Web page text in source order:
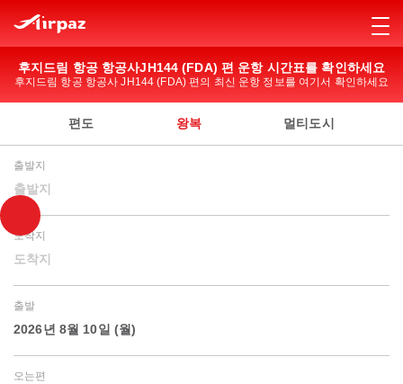
후지드림 항공 항공사JH144 (FDA) 편 운항 시간표를 확인하세요
후지드림 항공 항공사 JH144 (FDA) 편의 최신 운항 정보를 여기서 확인하세요
편도 왕복 멀티도시
출발지
출발지
도착지
도착지
출발
2026년 8월 10일 (월)
오는편